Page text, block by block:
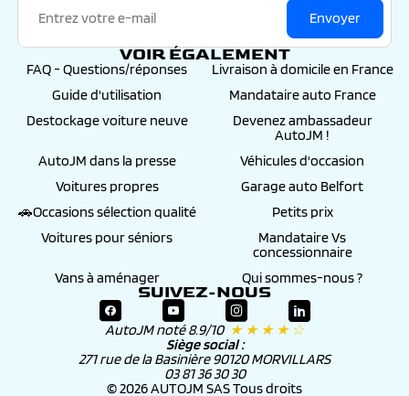
Envoyer
VOIR ÉGALEMENT
FAQ - Questions/réponses
Livraison à domicile en France
Guide d'utilisation
Mandataire auto France
Destockage voiture neuve
Devenez ambassadeur
AutoJM !
AutoJM dans la presse
Véhicules d'occasion
Voitures propres
Garage auto Belfort
🚗Occasions sélection qualité
Petits prix
Voitures pour séniors
Mandataire Vs
concessionnaire
Vans à aménager
Qui sommes-nous ?
SUIVEZ-NOUS
AutoJM noté 8.9/10 ★ ★ ★ ★ ☆
Siège social :
271 rue de la Basinière 90120 MORVILLARS
03 81 36 30 30
© 2026 AUTOJM SAS Tous droits